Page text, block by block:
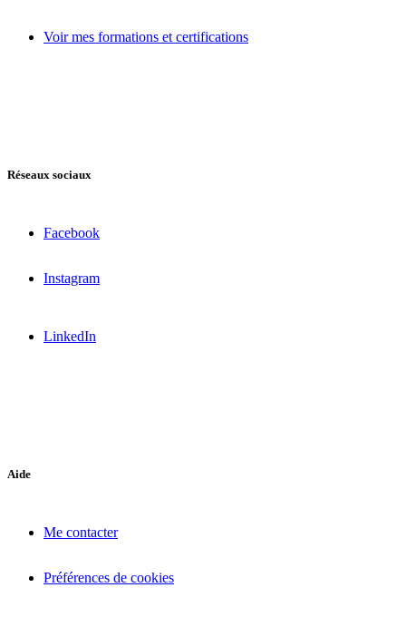
Voir mes formations et certifications
Réseaux sociaux
Facebook
Instagram
LinkedIn
Aide
Me contacter
Préférences de cookies